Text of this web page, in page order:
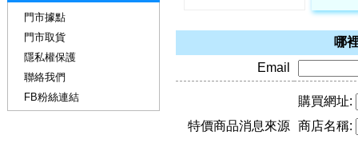
哪
Email
特價商品消息來源
購買網址:
商店名稱:
門市據點
門市取貨
隱私權保護
聯絡我們
FB粉絲連結